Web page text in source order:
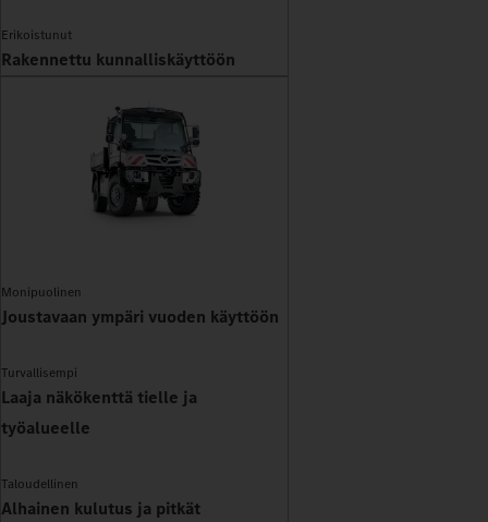
Erikoistunut
Rakennettu kunnalliskäyttöön
Monipuolinen
Joustavaan ympäri vuoden käyttöön
Turvallisempi
Laaja näkökenttä tielle ja
työalueelle
Taloudellinen
Alhainen kulutus ja pitkät